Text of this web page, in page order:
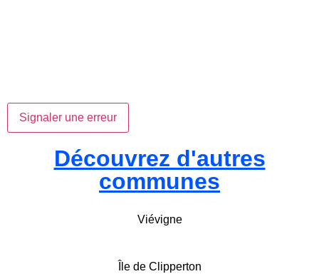
Signaler une erreur
Découvrez d'autres
communes
Viévigne
Île de Clipperton